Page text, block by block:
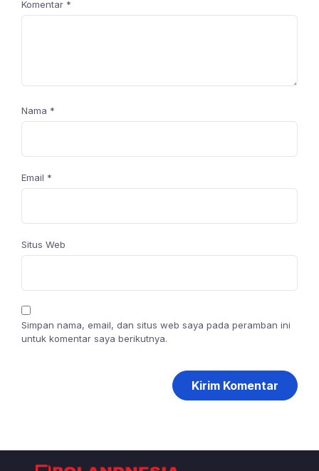
Komentar *
Nama *
Email *
Situs Web
Simpan nama, email, dan situs web saya pada peramban ini
untuk komentar saya berikutnya.